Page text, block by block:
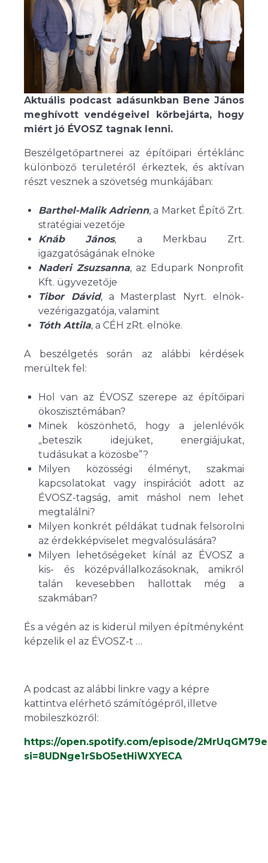
Aktuális podcast adásunkban Bene János
meghívott vendégeivel körbejárta, hogy
miért jó ÉVOSZ tagnak lenni.
Beszélgetőpartnerei az építőipari értéklánc
különböző területéről érkeztek, és aktívan
részt vesznek a szövetség munkájában:
Barthel-Malik Adrienn, a Market Építő Zrt.
stratégiai vezetője
Knáb János, a Merkbau Zrt.
igazgatóságának elnöke
Naderi Zsuzsanna, az Edupark Nonprofit
Kft. ügyvezetője
Tibor Dávid, a Masterplast Nyrt. elnök-
vezérigazgatója, valamint
Tóth Attila, a CÉH zRt. elnöke.
A beszélgetés során az alábbi kérdések
merültek fel:
Hol van az ÉVOSZ szerepe az építőipari
ökoszisztémában?
Minek köszönhető, hogy a jelenlévők
„beteszik idejüket, energiájukat,
tudásukat a közösbe”?
Milyen közösségi élményt, szakmai
kapcsolatokat vagy inspirációt adott az
ÉVOSZ-tagság, amit máshol nem lehet
megtalálni?
Milyen konkrét példákat tudnak felsorolni
az érdekképviselet megvalósulására?
Milyen lehetőségeket kínál az ÉVOSZ a
kis- és középvállalkozásoknak, amikről
talán kevesebben hallottak még a
szakmában?
És a végén az is kiderül milyen építményként
képzelik el az ÉVOSZ-t …
A podcast az alábbi linkre vagy a képre
kattintva elérhető számítógépről, illetve
mobileszközről:
https://open.spotify.com/episode/
si=8UDNge1rSbO5etHiWXYECA